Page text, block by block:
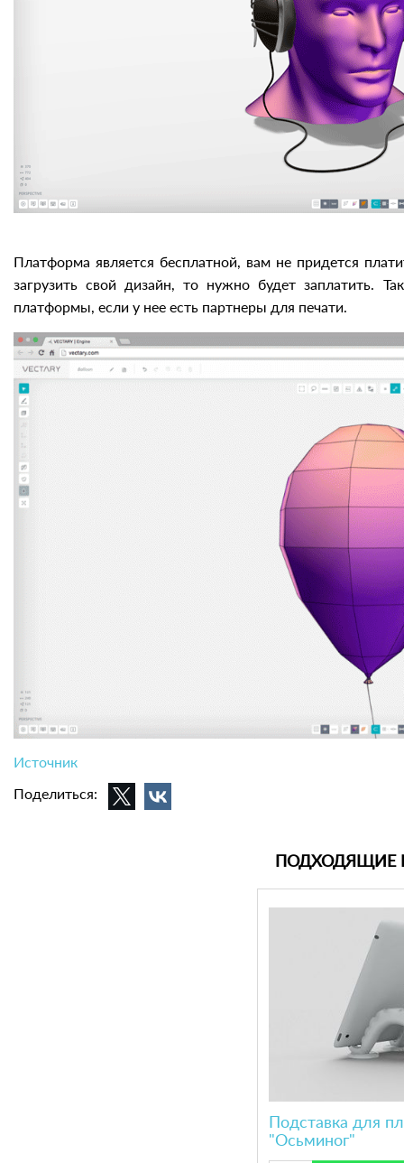
Платформа является бесплатной, вам не придется
загрузить свой дизайн, то нужно будет заплатить.
платформы, если у нее есть партнеры для печати.
Источник
Поделиться:
ПОДХОДЯЩИЕ
Подставка для
"Осьминог"